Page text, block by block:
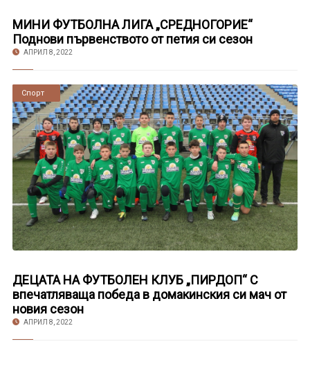
МИНИ ФУТБОЛНА ЛИГА „СРЕДНОГОРИЕ“
Поднови първенството от петия си сезон
АПРИЛ 8, 2022
Новини
Спорт
ДЕЦАТА НА ФУТБОЛЕН КЛУБ „ПИРДОП“ С
впечатляваща победа в домакинския си мач от
новия сезон
АПРИЛ 8, 2022